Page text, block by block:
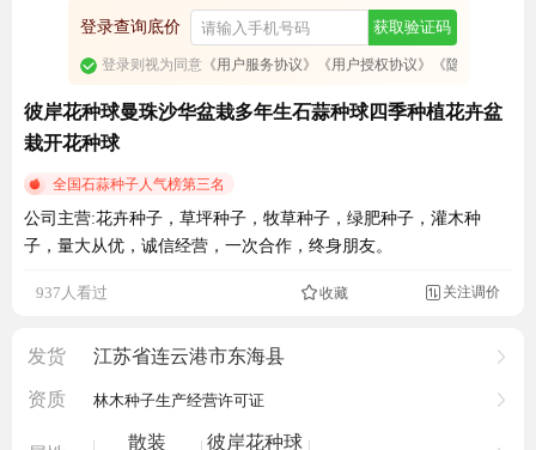
登录查询底价 获取验证码
登录则视为同意《用户服务协议》 《用户授权协议》 《隐私政策》
彼岸花种球曼珠沙华盆栽多年生石蒜种球四季种植花卉盆
栽开花种球
全国石蒜种子人气榜第三名
公司主营:花卉种子，草坪种子，牧草种子，绿肥种子，灌木种
子，量大从优，诚信经营，一次合作，终身朋友。
937人看过 收藏 关注调价
发货 江苏省连云港市东海县
资质 林木种子生产经营许可证
散装 彼岸花种球